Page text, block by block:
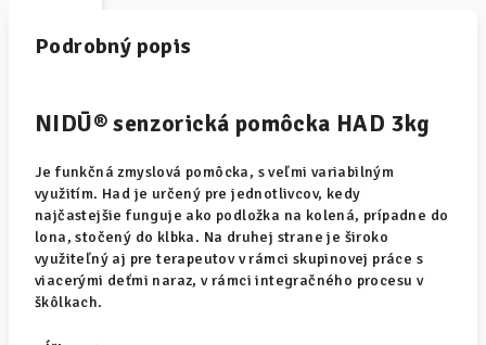
Podrobný popis
NIDŪ® senzorická pomôcka HAD 3kg
Je funkčná zmyslová pomôcka, s veľmi variabilným
využitím. Had je určený pre jednotlivcov, kedy
najčastejšie funguje ako podložka na kolená, prípadne do
lona, stočený do klbka. Na druhej strane je široko
využiteľný aj pre terapeutov v rámci skupinovej práce s
viacerými deťmi naraz, v rámci integračného procesu v
škôlkach.